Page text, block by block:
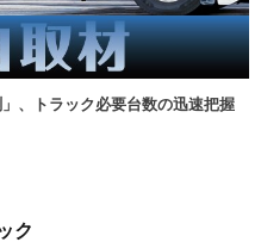
、トラック必要台数の迅速把握
ク